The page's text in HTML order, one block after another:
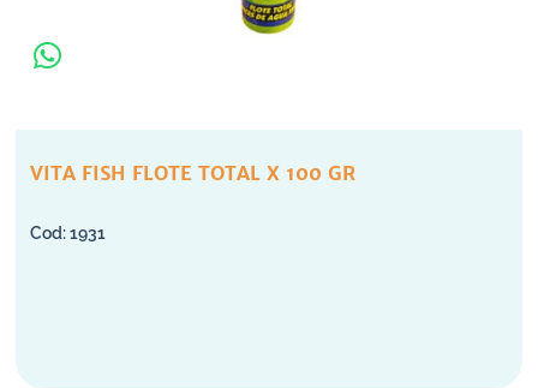
VITA FISH FLOTE TOTAL X 100 GR
1931